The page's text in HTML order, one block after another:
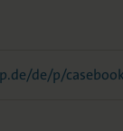
de/p/